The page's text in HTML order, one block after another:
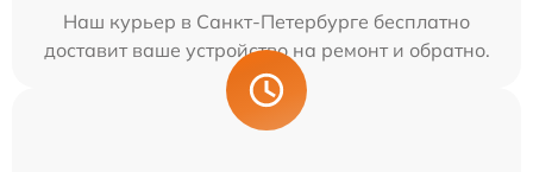
Наш курьер в Санкт-Петербурге бесплатно
доставит ваше устройство на ремонт и обратно.